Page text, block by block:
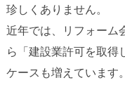
珍しくありません。
近年では、リフォーム
ら「建設業許可を取得
ケースも増えています